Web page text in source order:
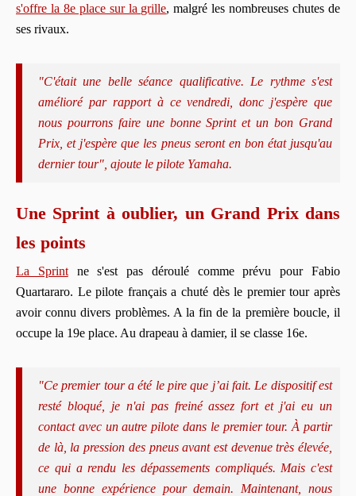
s'offre la 8e place sur la grille, malgré les nombreuses chutes de
ses rivaux.
"C'était une belle séance qualificative. Le rythme s'est
amélioré par rapport à ce vendredi, donc j'espère que
nous pourrons faire une bonne Sprint et un bon Grand
Prix, et j'espère que les pneus seront en bon état jusqu'au
dernier tour", ajoute le pilote Yamaha.
Une Sprint à oublier, un Grand Prix dans
les points
La Sprintne s'est pas déroulé comme prévu pour Fabio
Quartararo. Le pilote français a chuté dès le premier tour après
avoir connu divers problèmes. A la fin de la première boucle, il
occupe la 19e place. Au drapeau à damier, il se classe 16e.
"Ce premier tour a été le pire que j’ai fait. Le dispositif est
resté bloqué, je n'ai pas freiné assez fort et j'ai eu un
contact avec un autre pilote dans le premier tour. À partir
de là, la pression des pneus avant est devenue très élevée,
ce qui a rendu les dépassements compliqués. Mais c'est
une bonne expérience pour demain. Maintenant, nous